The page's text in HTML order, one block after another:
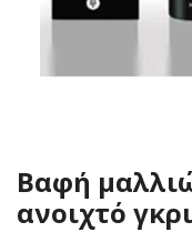
Βαφή
ανοιχτό